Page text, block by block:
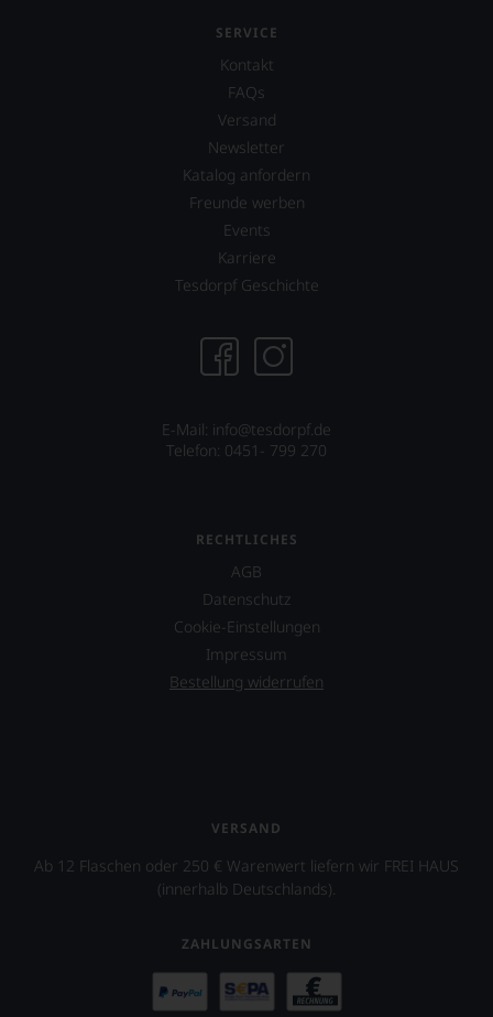
SERVICE
Kontakt
FAQs
Versand
Newsletter
Katalog anfordern
Freunde werben
Events
Karriere
Tesdorpf Geschichte
E-Mail: info@tesdorpf.de
Telefon: 0451- 799 270
RECHTLICHES
AGB
Datenschutz
Cookie-Einstellungen
Impressum
Bestellung widerrufen
VERSAND
Ab 12 Flaschen oder 250 € Warenwert liefern wir FREI HAUS
(innerhalb Deutschlands).
ZAHLUNGSARTEN